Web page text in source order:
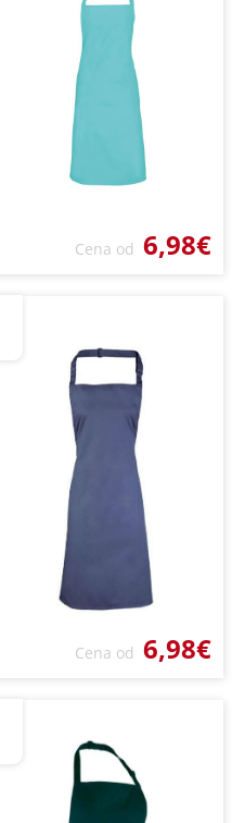
Cena od 6,98€
Cena od 6,98€